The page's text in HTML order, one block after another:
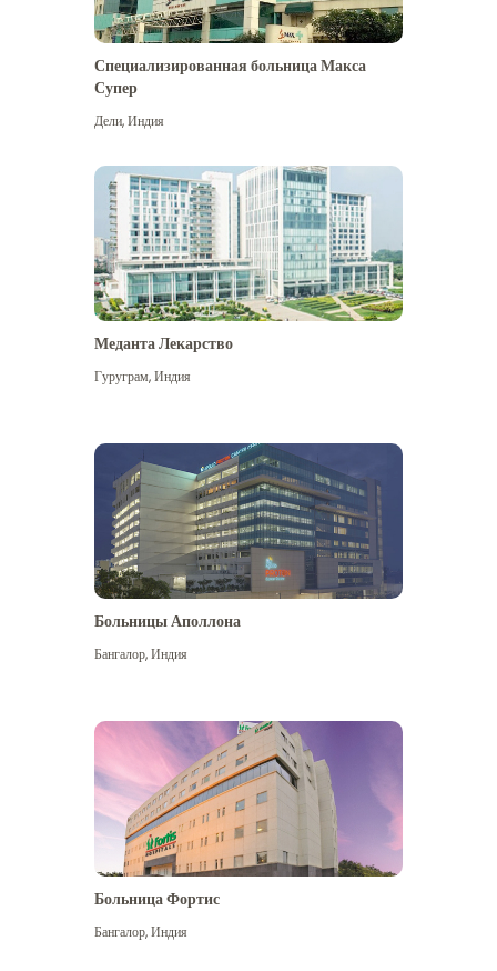
Посмотреть больше
Специализированная больница Макса
Супер
Дели,Индия
Меданта Лекарство
Гуруграм,Индия
Больницы Аполлона
Бангалор,Индия
Больница Фортис
Бангалор,Индия